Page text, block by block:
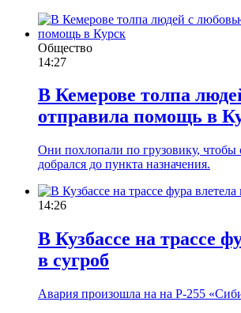
Общество
14:27
В Кемерове толпа
отправила помощь в
Они похлопали по грузовику, чтобы
добрался до пункта назначения.
14:26
В Кузбассе на трассе
в сугроб
Авария произошла на на Р-255